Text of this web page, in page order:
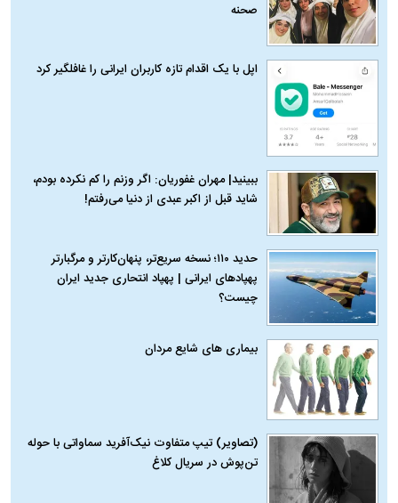
صحنه
اپل با یک اقدام تازه کاربران ایرانی را غافلگیر کرد
ببینید| مهران غفوریان: اگر وزنم را کم نکرده بودم،
شاید قبل از اکبر عبدی از دنیا می‌رفتم!
حدید ۱۱۰؛ نسخه سریع‌تر، پنهان‌کارتر و مرگبارتر
پهپادهای ایرانی | پهپاد انتحاری جدید ایران
چیست؟
بیماری‌ های شایع مردان
(تصاویر) تیپ متفاوت نیک‌آفرید سماواتی با حوله
تن‌پوش در سریال کلاغ